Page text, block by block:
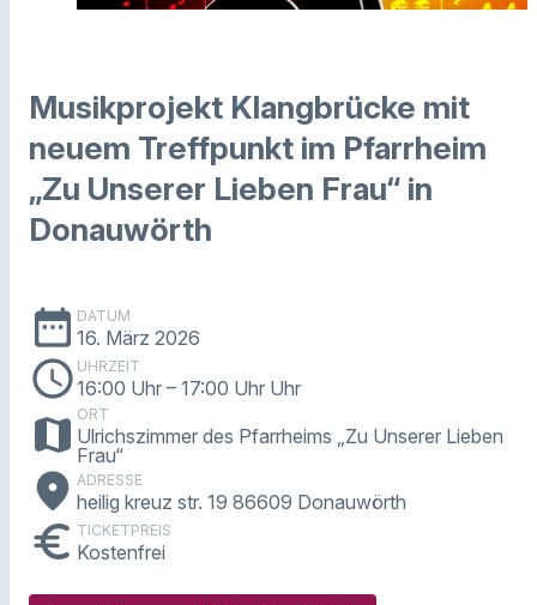
Musikprojekt Klangbrücke mit
neuem Treffpunkt im Pfarrheim
„Zu Unserer Lieben Frau“ in
Donauwörth
date_range DATUM
16. März 2026
schedule UHRZEIT
16:00 Uhr – 17:00 Uhr Uhr
map ORT
Ulrichszimmer des Pfarrheims „Zu Unserer Lieben
Frau“
place ADRESSE
heilig kreuz str. 19 86609 Donauwörth
euro TICKETPREIS
Kostenfrei